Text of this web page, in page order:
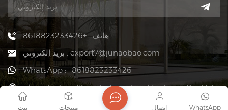
هاتف : +8618823233426
بريد إلكتروني : export7@junaobao.com
WhatsApp : +8618823233426
عنوان : Foshan Shunde Junaobao Hardware Co., Ltd.
بيت منتجات WhatsApp اتصال